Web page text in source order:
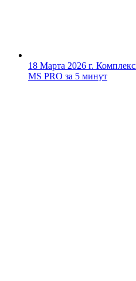
18 Марта 2026 г.
MS PRO за 5 минут